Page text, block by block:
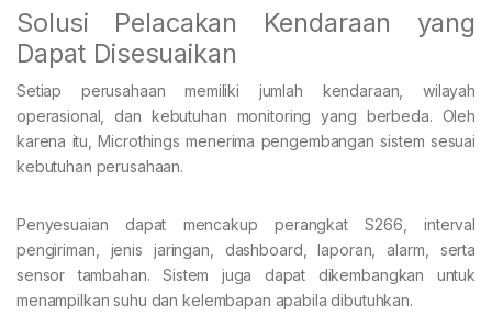
Solusi Pelacakan Kendaraan yang
Dapat Disesuaikan
Setiap perusahaan memiliki jumlah kendaraan, wilayah
operasional, dan kebutuhan monitoring yang berbeda. Oleh
karena itu, Microthings menerima pengembangan sistem sesuai
kebutuhan perusahaan.
Penyesuaian dapat mencakup perangkat S266, interval
pengiriman, jenis jaringan, dashboard, laporan, alarm, serta
sensor tambahan. Sistem juga dapat dikembangkan untuk
menampilkan suhu dan kelembapan apabila dibutuhkan.